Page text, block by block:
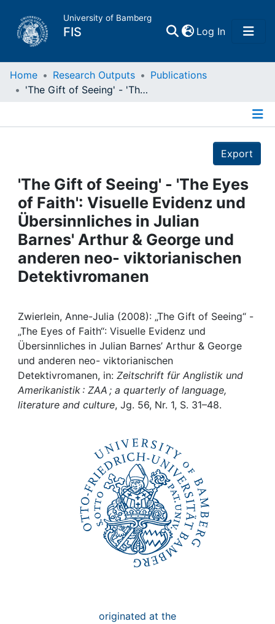
University of Bamberg
FIS Log In(current)
Home
Projects
People
Institutions
Awards
Help
Home Research Outputs
Publications
'The Gift of Seeing' - 'The Eyes of Faith': Visuelle Evidenz und Übersinnliches in Julian Barnes' Arthur & George und anderen neo- viktorianischen Detektivromanen
Export
'The Gift of Seeing' - 'The Eyes
of Faith': Visuelle Evidenz und
Übersinnliches in Julian
Barnes' Arthur & George und
anderen neo- viktorianischen
Detektivromanen
Zwierlein, Anne-Julia (2008): „The Gift of Seeing“ -
„The Eyes of Faith“: Visuelle Evidenz und
Übersinnliches in Julian Barnes’ Arthur & George
und anderen neo- viktorianischen
Detektivromanen, in: Zeitschrift für Anglistik und
Amerikanistik : ZAA ; a quarterly of language,
literature and culture, Jg. 56, Nr. 1, S. 31–48.
originated at the